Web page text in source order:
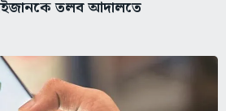
তলব আদালতে